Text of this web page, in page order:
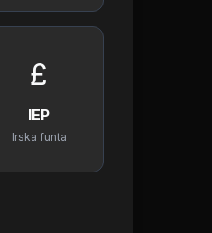
£
IEP
Irska funta